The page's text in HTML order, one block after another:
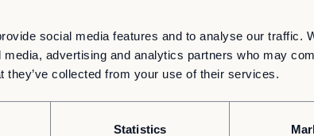
social media features and to analyse our traffic.
advertising and analytics partners who may
they’ve collected from your use of their services.
Statistics
wie ein anspruchsvolles
Whitepaper:
Zukunft
Whitepaper
Wie modulare